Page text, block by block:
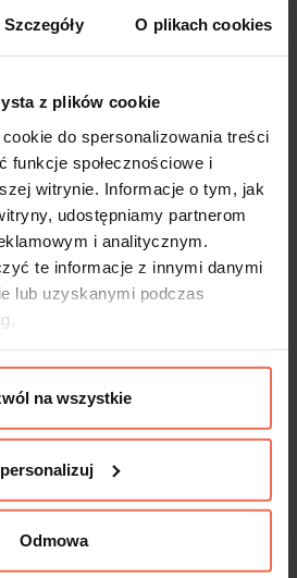
Szczegóły O plikach cookies
z plików cookie
do spersonalizowania treści
funkcje społecznościowe i
witrynie. Informacje o tym, jak
udostępniamy partnerom
i analitycznym.
te informacje z innymi danymi
lub uzyskanymi podczas
na wszystkie
Odmowa